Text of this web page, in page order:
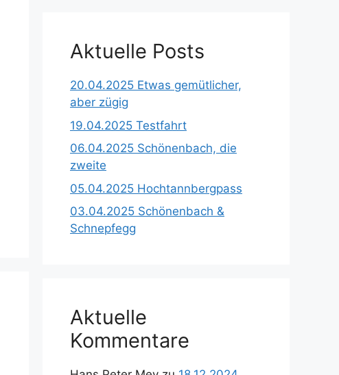
Aktuelle Posts
20.04.2025 Etwas gemütlicher,
aber zügig
19.04.2025 Testfahrt
06.04.2025 Schönenbach, die
zweite
05.04.2025 Hochtannbergpass
03.04.2025 Schönenbach &
Schnepfegg
Aktuelle
Kommentare